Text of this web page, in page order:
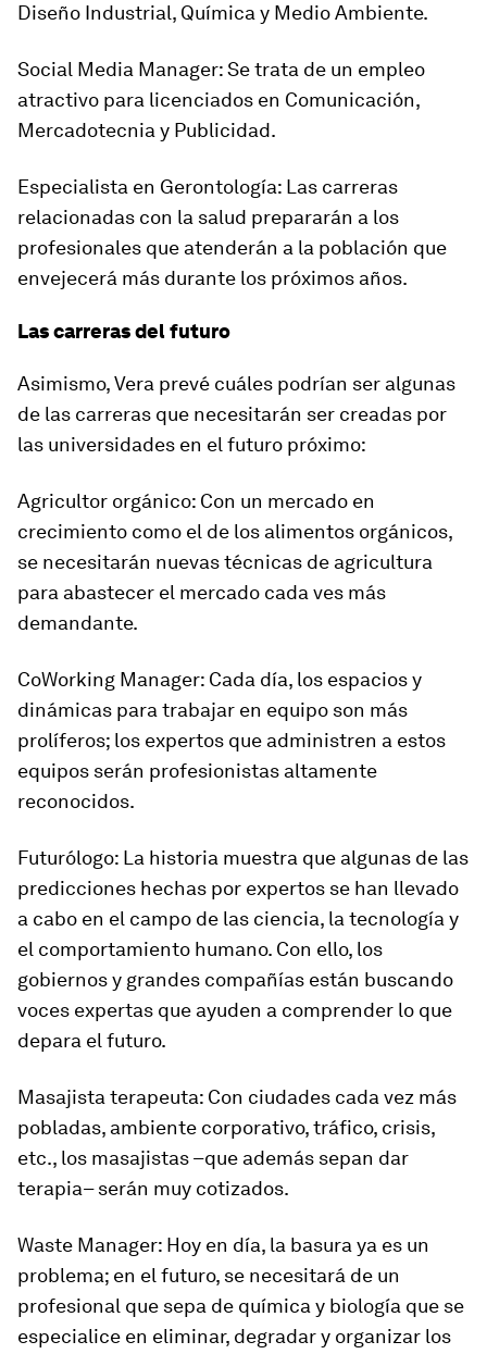
Diseño Industrial, Química y Medio Ambiente.
Social Media Manager: Se trata de un empleo
atractivo para licenciados en Comunicación,
Mercadotecnia y Publicidad.
Especialista en Gerontología: Las carreras
relacionadas con la salud prepararán a los
profesionales que atenderán a la población que
envejecerá más durante los próximos años.
Las carreras del futuro
Asimismo, Vera prevé cuáles podrían ser algunas
de las carreras que necesitarán ser creadas por
las universidades en el futuro próximo:
Agricultor orgánico: Con un mercado en
crecimiento como el de los alimentos orgánicos,
se necesitarán nuevas técnicas de agricultura
para abastecer el mercado cada ves más
demandante.
CoWorking Manager: Cada día, los espacios y
dinámicas para trabajar en equipo son más
prolíferos; los expertos que administren a estos
equipos serán profesionistas altamente
reconocidos.
Futurólogo: La historia muestra que algunas de las
predicciones hechas por expertos se han llevado
a cabo en el campo de las ciencia, la tecnología y
el comportamiento humano. Con ello, los
gobiernos y grandes compañías están buscando
voces expertas que ayuden a comprender lo que
depara el futuro.
Masajista terapeuta: Con ciudades cada vez más
pobladas, ambiente corporativo, tráfico, crisis,
etc., los masajistas –que además sepan dar
terapia– serán muy cotizados.
Waste Manager: Hoy en día, la basura ya es un
problema; en el futuro, se necesitará de un
profesional que sepa de química y biología que se
especialice en eliminar, degradar y organizar los